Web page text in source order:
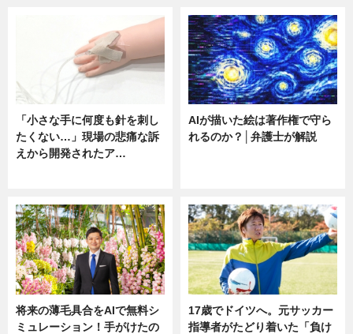
「小さな手に何度も針を刺し
たくない…」現場の悲痛な訴
えから開発されたア…
AIが描いた絵は著作権で守ら
れるのか？│弁護士が解説
将来の薄毛具合をAIで無料シ
ミュレーション！手がけたの
17歳でドイツへ。元サッカー
指導者がたどり着いた「負け